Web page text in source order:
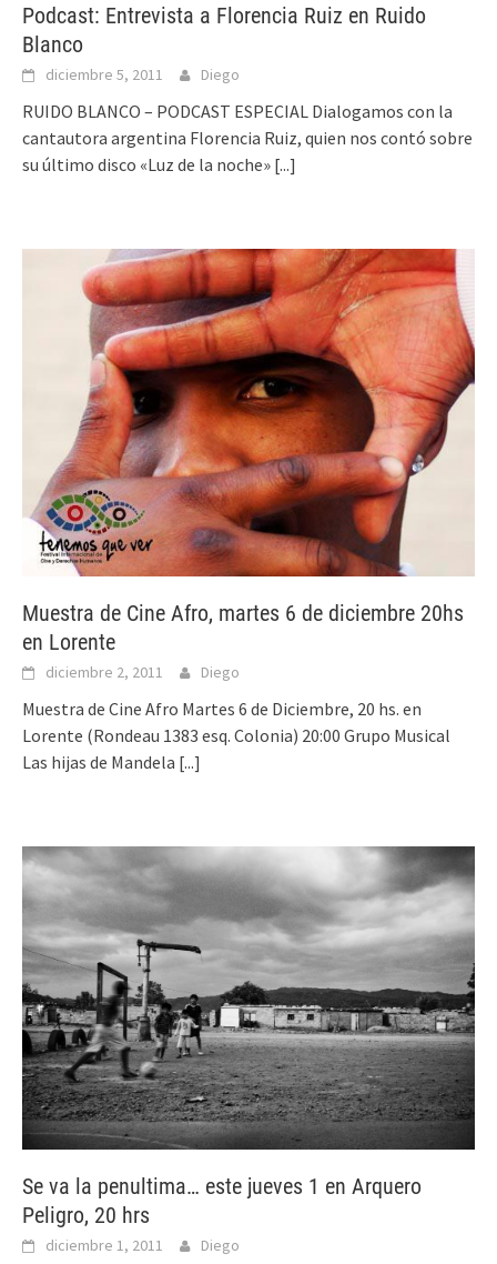
Podcast: Entrevista a Florencia Ruiz en Ruido
Blanco
diciembre 5, 2011 Diego
RUIDO BLANCO – PODCAST ESPECIAL Dialogamos con la
cantautora argentina Florencia Ruiz, quien nos contó sobre
su último disco «Luz de la noche» [...]
Muestra de Cine Afro, martes 6 de diciembre 20hs
en Lorente
diciembre 2, 2011 Diego
Muestra de Cine Afro Martes 6 de Diciembre, 20 hs. en
Lorente (Rondeau 1383 esq. Colonia) 20:00 Grupo Musical
Las hijas de Mandela [...]
Se va la penultima… este jueves 1 en Arquero
Peligro, 20 hrs
diciembre 1, 2011 Diego